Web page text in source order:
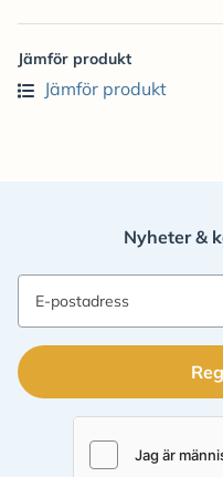
Jämför produkt
Jämför produkt
Nyheter &
E-postadress